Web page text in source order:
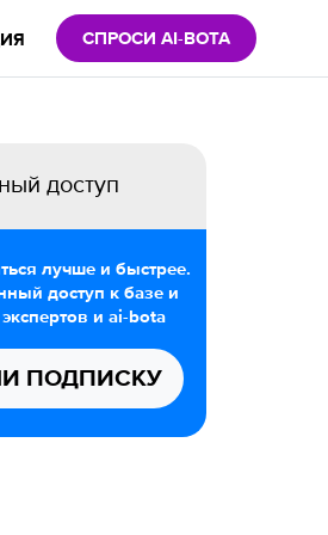
СПРОСИ AI-BOTA
доступ
лучше и быстрее.
доступ к базе и
экспертов и ai-bota
ПОДПИСКУ